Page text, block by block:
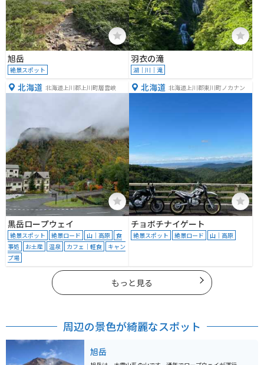
旭岳
絶景スポット
羽衣の滝
湖｜川｜滝
北海道 北海道上川郡上川町層雲峡
黒岳ロープウェイ
絶景スポット 絶景ロード 山｜高原
食
事処
お土産 温泉 カフェ｜軽食
キャン
プ場
北海道 北海道上川郡東川町ノカナン
チョボチナイゲート
絶景スポット 絶景ロード 山｜高原
もっと見る
周辺の景色が綺麗なスポット
旭岳